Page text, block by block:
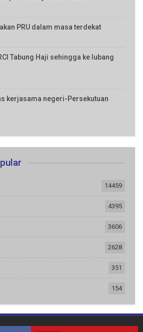
PRU dalam masa terdekat
Tabung Haji sehingga ke lubang
kerjasama negeri-Persekutuan
14459
4395
3606
2628
351
154